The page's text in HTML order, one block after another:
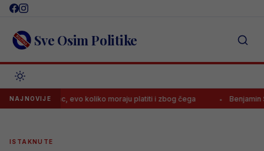
Skip
content Sve Osim Politike
NAJNOVIJE
Borac, evo koliko moraju platiti i zbog čega Benjamin Šehić
ISTAKNUTE